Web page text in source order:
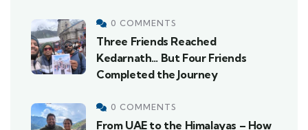
0 COMMENTS
Three Friends Reached
Kedarnath… But Four Friends
Completed the Journey
0 COMMENTS
From UAE to the Himalayas – How